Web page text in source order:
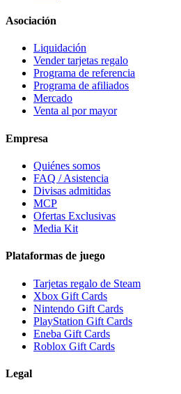
Asociación
Liquidación
Vender tarjetas regalo
Programa de referencia
Programa de afiliados
Mercado
Venta al por mayor
Empresa
Quiénes somos
FAQ / Asistencia
Divisas admitidas
MCP
Ofertas Exclusivas
Media Kit
Plataformas de juego
Tarjetas regalo de Steam
Xbox Gift Cards
Nintendo Gift Cards
PlayStation Gift Cards
Eneba Gift Cards
Roblox Gift Cards
Legal